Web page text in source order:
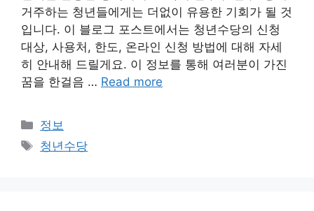
거주하는 청년들에게는 더없이 유용한 기회가 될 것
입니다. 이 블로그 포스트에서는 청년수당의 신청
대상, 사용처, 한도, 온라인 신청 방법에 대해 자세
히 안내해 드릴게요. 이 정보를 통해 여러분이 가진
꿈을 한걸음 … Read more
카
테
정보
태
청년수당